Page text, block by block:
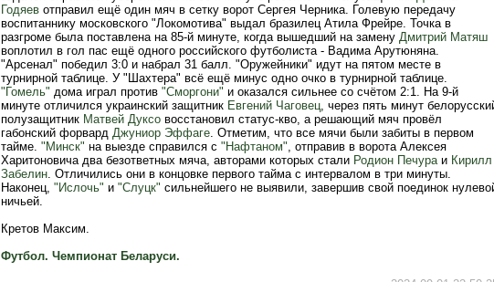
Годяевотправил ещё один мяч в сетку ворот Сергея Черника. Голевую передачу
воспитаннику московского "Локомотива" выдал бразилец Атила Фрейре. Точка в
разгроме была поставлена на 85-й минуте, когда вышедший на замену Дмитрий Матяш
воплотил в гол пас ещё одного российского футболиста - Вадима Арутюняна.
"Арсенал" победил 3:0 и набрал 31 балл. "Оружейники" идут на пятом месте в
турнирной таблице. У "Шахтера" всё ещё минус одно очко в турнирной таблице.
"Гомель" дома играл против "Сморгони" и оказался сильнее со счётом 2:1. На 9-й
минуте отличился украинский защитник Евгений Чаговец, через пять минут
полузащитник Матвей Дуксовосстановил статус-кво, а решающий мяч провёл
габонский форвард Джуниор Эффаге. Отметим, что все мячи были забиты в первом
тайме. "Минск" на выезде справился с "Нафтаном", отправив в ворота Алексея
Харитоновича два безответных мяча, авторами которых стали Родион Печураи Кирилл
Забелин. Отличились они в концовке первого тайма с интервалом в три минуты.
Наконец, "Ислочь" и "Слуцк" сильнейшего не выявили, завершив свой поединок
ничьей.
Кретов Максим.
Футбол. Чемпионат Беларуси.